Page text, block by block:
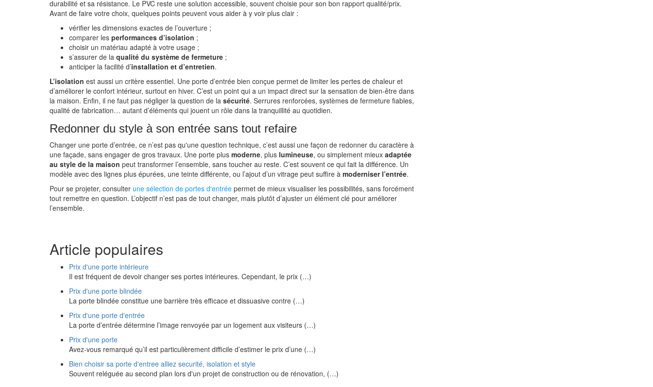
durabilité et sa résistance. Le PVC reste une solution accessible, souvent choisie pour son bon rapport qualité/prix.
Avant de faire votre choix, quelques points peuvent vous aider à y voir plus clair :
vérifier les dimensions exactes de l’ouverture ;
comparer les performances d’isolation ;
choisir un matériau adapté à votre usage ;
s’assurer de la qualité du système de fermeture ;
anticiper la facilité d’installation et d’entretien.
L’isolation est aussi un critère essentiel. Une porte d’entrée bien conçue permet de limiter les pertes de chaleur et
d’améliorer le confort intérieur, surtout en hiver. C’est un point qui a un impact direct sur la sensation de bien-être dans
la maison. Enfin, il ne faut pas négliger la question de la sécurité. Serrures renforcées, systèmes de fermeture fiables,
qualité de fabrication… autant d’éléments qui jouent un rôle dans la tranquillité au quotidien.
Redonner du style à son entrée sans tout refaire
Changer une porte d’entrée, ce n’est pas qu'une question technique, c’est aussi une façon de redonner du caractère à
une façade, sans engager de gros travaux. Une porte plus moderne, plus lumineuse, ou simplement mieux adaptée
au style de la maison peut transformer l’ensemble, sans toucher au reste. C’est souvent ce qui fait la différence. Un
modèle avec des lignes plus épurées, une teinte différente, ou l’ajout d’un vitrage peut suffire à moderniser l’entrée.
Pour se projeter, consulter une sélection de portes d'entrée permet de mieux visualiser les possibilités, sans forcément
tout remettre en question. L’objectif n’est pas de tout changer, mais plutôt d’ajuster un élément clé pour améliorer
l’ensemble.
Article populaires
Prix d'une porte intérieure
Il est fréquent de devoir changer ses portes intérieures. Cependant, le prix (…)
Prix d'une porte blindée
La porte blindée constitue une barrière très efficace et dissuasive contre (…)
Prix d'une porte d'entrée
La porte d’entrée détermine l’image renvoyée par un logement aux visiteurs (…)
Prix d'une porte
Avez-vous remarqué qu’il est particulièrement difficile d’estimer le prix d’une (…)
Bien choisir sa porte d'entree alliez securité, isolation et style
Souvent reléguée au second plan lors d'un projet de construction ou de rénovation, (…)